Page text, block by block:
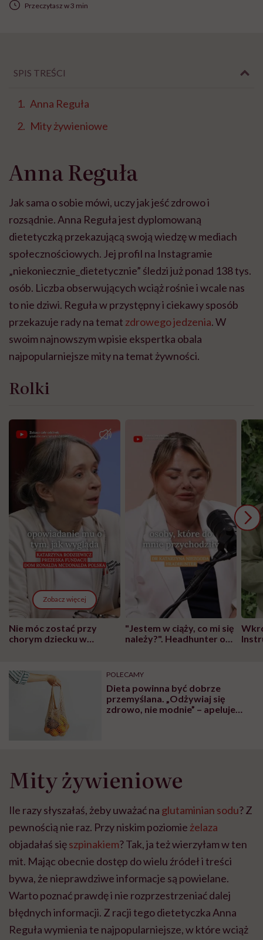
Przeczytasz w 3 min
SPIS TREŚCI
Anna Reguła
Mity żywieniowe
Anna Reguła
Jak sama o sobie mówi, uczy jak jeść zdrowo i
rozsądnie. Anna Reguła jest dyplomowaną
dietetyczką przekazującą swoją wiedzę w mediach
społecznościowych. Jej profil na Instagramie
„niekoniecznie_dietetycznie” śledzi już ponad 138 tys.
osób. Liczba obserwujących wciąż rośnie i wcale nas
to nie dziwi. Reguła w przystępny i ciekawy sposób
przekazuje rady na temat zdrowego jedzenia. W
swoim najnowszym wpisie ekspertka obala
najpopularniejsze mity na temat żywności.
Rolki
Zobacz więcej
Nie móc zostać przy
chorym dziecku w
może chyba tylko
głupota i brak
wyobraźni"
"Jestem w ciąży, co mi się
należy?". Headhunter o
pracy
POLECAMY
Dieta powinna być dobrze
przemyślana. „Odżywiaj się
zdrowo, nie modnie” – apeluje
Mity żywieniowe
Ile razy słyszałaś, żeby uważać na glutaminian sodu? Z
pewnością nie raz. Przy niskim poziomie żelaza
objadałaś sięszpinakiem? Tak, ja też wierzyłam w ten
mit. Mając obecnie dostęp do wielu źródeł i treści
bywa, że nieprawdziwe informacje są powielane.
Warto poznać prawdę i nie rozprzestrzeniać dalej
błędnych informacji. Z racji tego dietetyczka Anna
Reguła wymienia te najpopularniejsze, w które wciąż